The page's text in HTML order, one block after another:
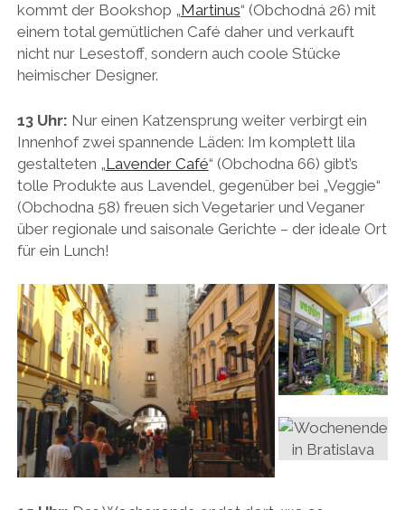
kommt der Bookshop „Martinus“ (Obchodná 26) mit
einem total gemütlichen Café daher und verkauft
nicht nur Lesestoff, sondern auch coole Stücke
heimischer Designer.
13 Uhr: Nur einen Katzensprung weiter verbirgt ein
Innenhof zwei spannende Läden: Im komplett lila
gestalteten „Lavender Café“ (Obchodna 66) gibt’s
tolle Produkte aus Lavendel, gegenüber bei „Veggie“
(Obchodna 58) freuen sich Vegetarier und Veganer
über regionale und saisonale Gerichte – der ideale Ort
für ein Lunch!